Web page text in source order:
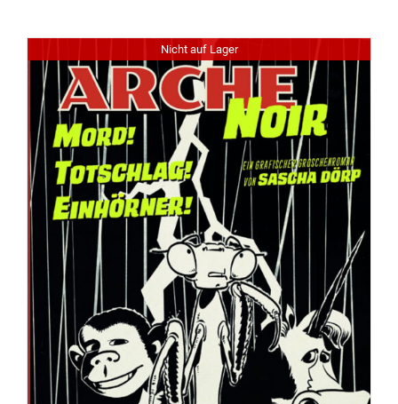
Nicht auf Lager